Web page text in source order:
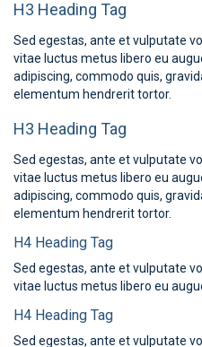
H3 Heading Tag
Sed egestas, ante et vulputate
vitae luctus metus libero eu
adipiscing, commodo quis,
elementum hendrerit tortor.
H3 Heading Tag
Sed egestas, ante et vulputate
vitae luctus metus libero eu
adipiscing, commodo quis,
elementum hendrerit tortor.
H4 Heading Tag
Sed egestas, ante et vulputate
vitae luctus metus libero eu
H4 Heading Tag
Sed egestas, ante et vulputate